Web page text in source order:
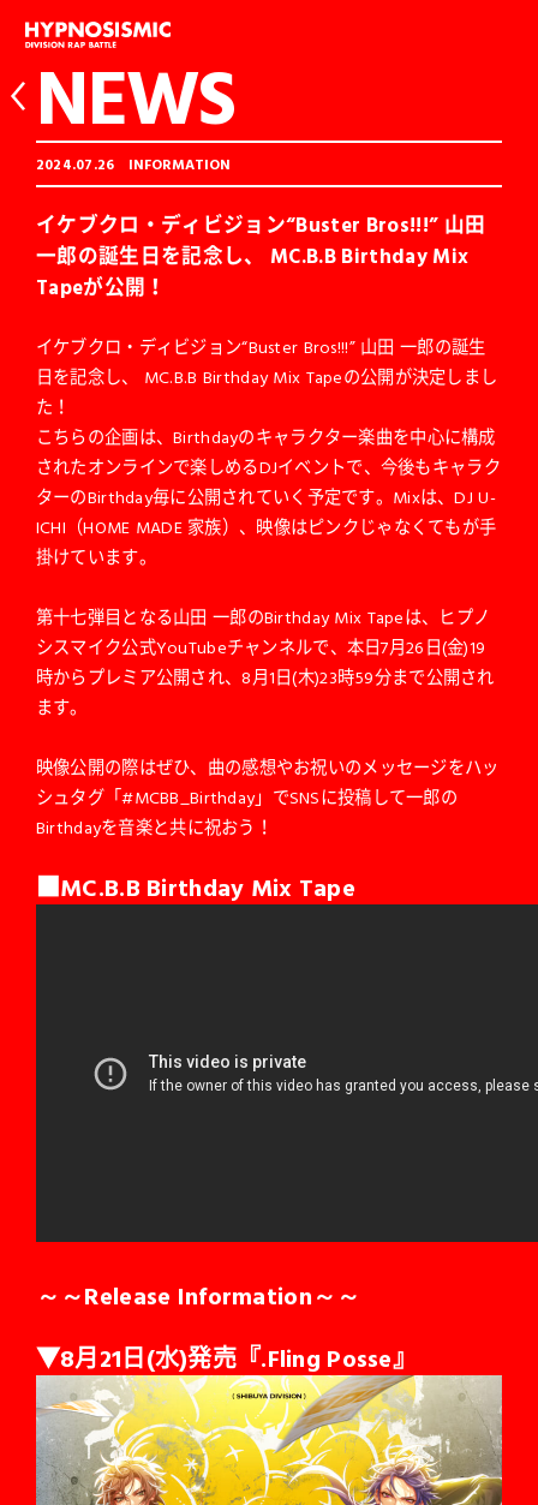
NEWS
2024.07.26 INFORMATION
イケブクロ・ディビジョン“Buster Bros!!!” 山田
一郎の誕生日を記念し、 MC.B.B Birthday Mix
Tapeが公開！
イケブクロ・ディビジョン“Buster Bros!!!” 山田 一郎の誕生
日を記念し、 MC.B.B Birthday Mix Tapeの公開が決定しまし
た！
こちらの企画は、Birthdayのキャラクター楽曲を中心に構成
されたオンラインで楽しめるDJイベントで、今後もキャラク
ターのBirthday毎に公開されていく予定です。Mixは、DJ U-
ICHI（HOME MADE 家族）、映像はピンクじゃなくてもが手
掛けています。
第十七弾目となる山田 一郎のBirthday Mix Tapeは、ヒプノ
シスマイク公式YouTubeチャンネルで、本日7月26日(金)19
時からプレミア公開され、8月1日(木)23時59分まで公開され
ます。
映像公開の際はぜひ、曲の感想やお祝いのメッセージをハッ
シュタグ「#MCBB_Birthday」でSNSに投稿して一郎の
Birthdayを音楽と共に祝おう！
■MC.B.B Birthday Mix Tape
～～Release Information～～
▼8月21日(水)発売『.Fling Posse』